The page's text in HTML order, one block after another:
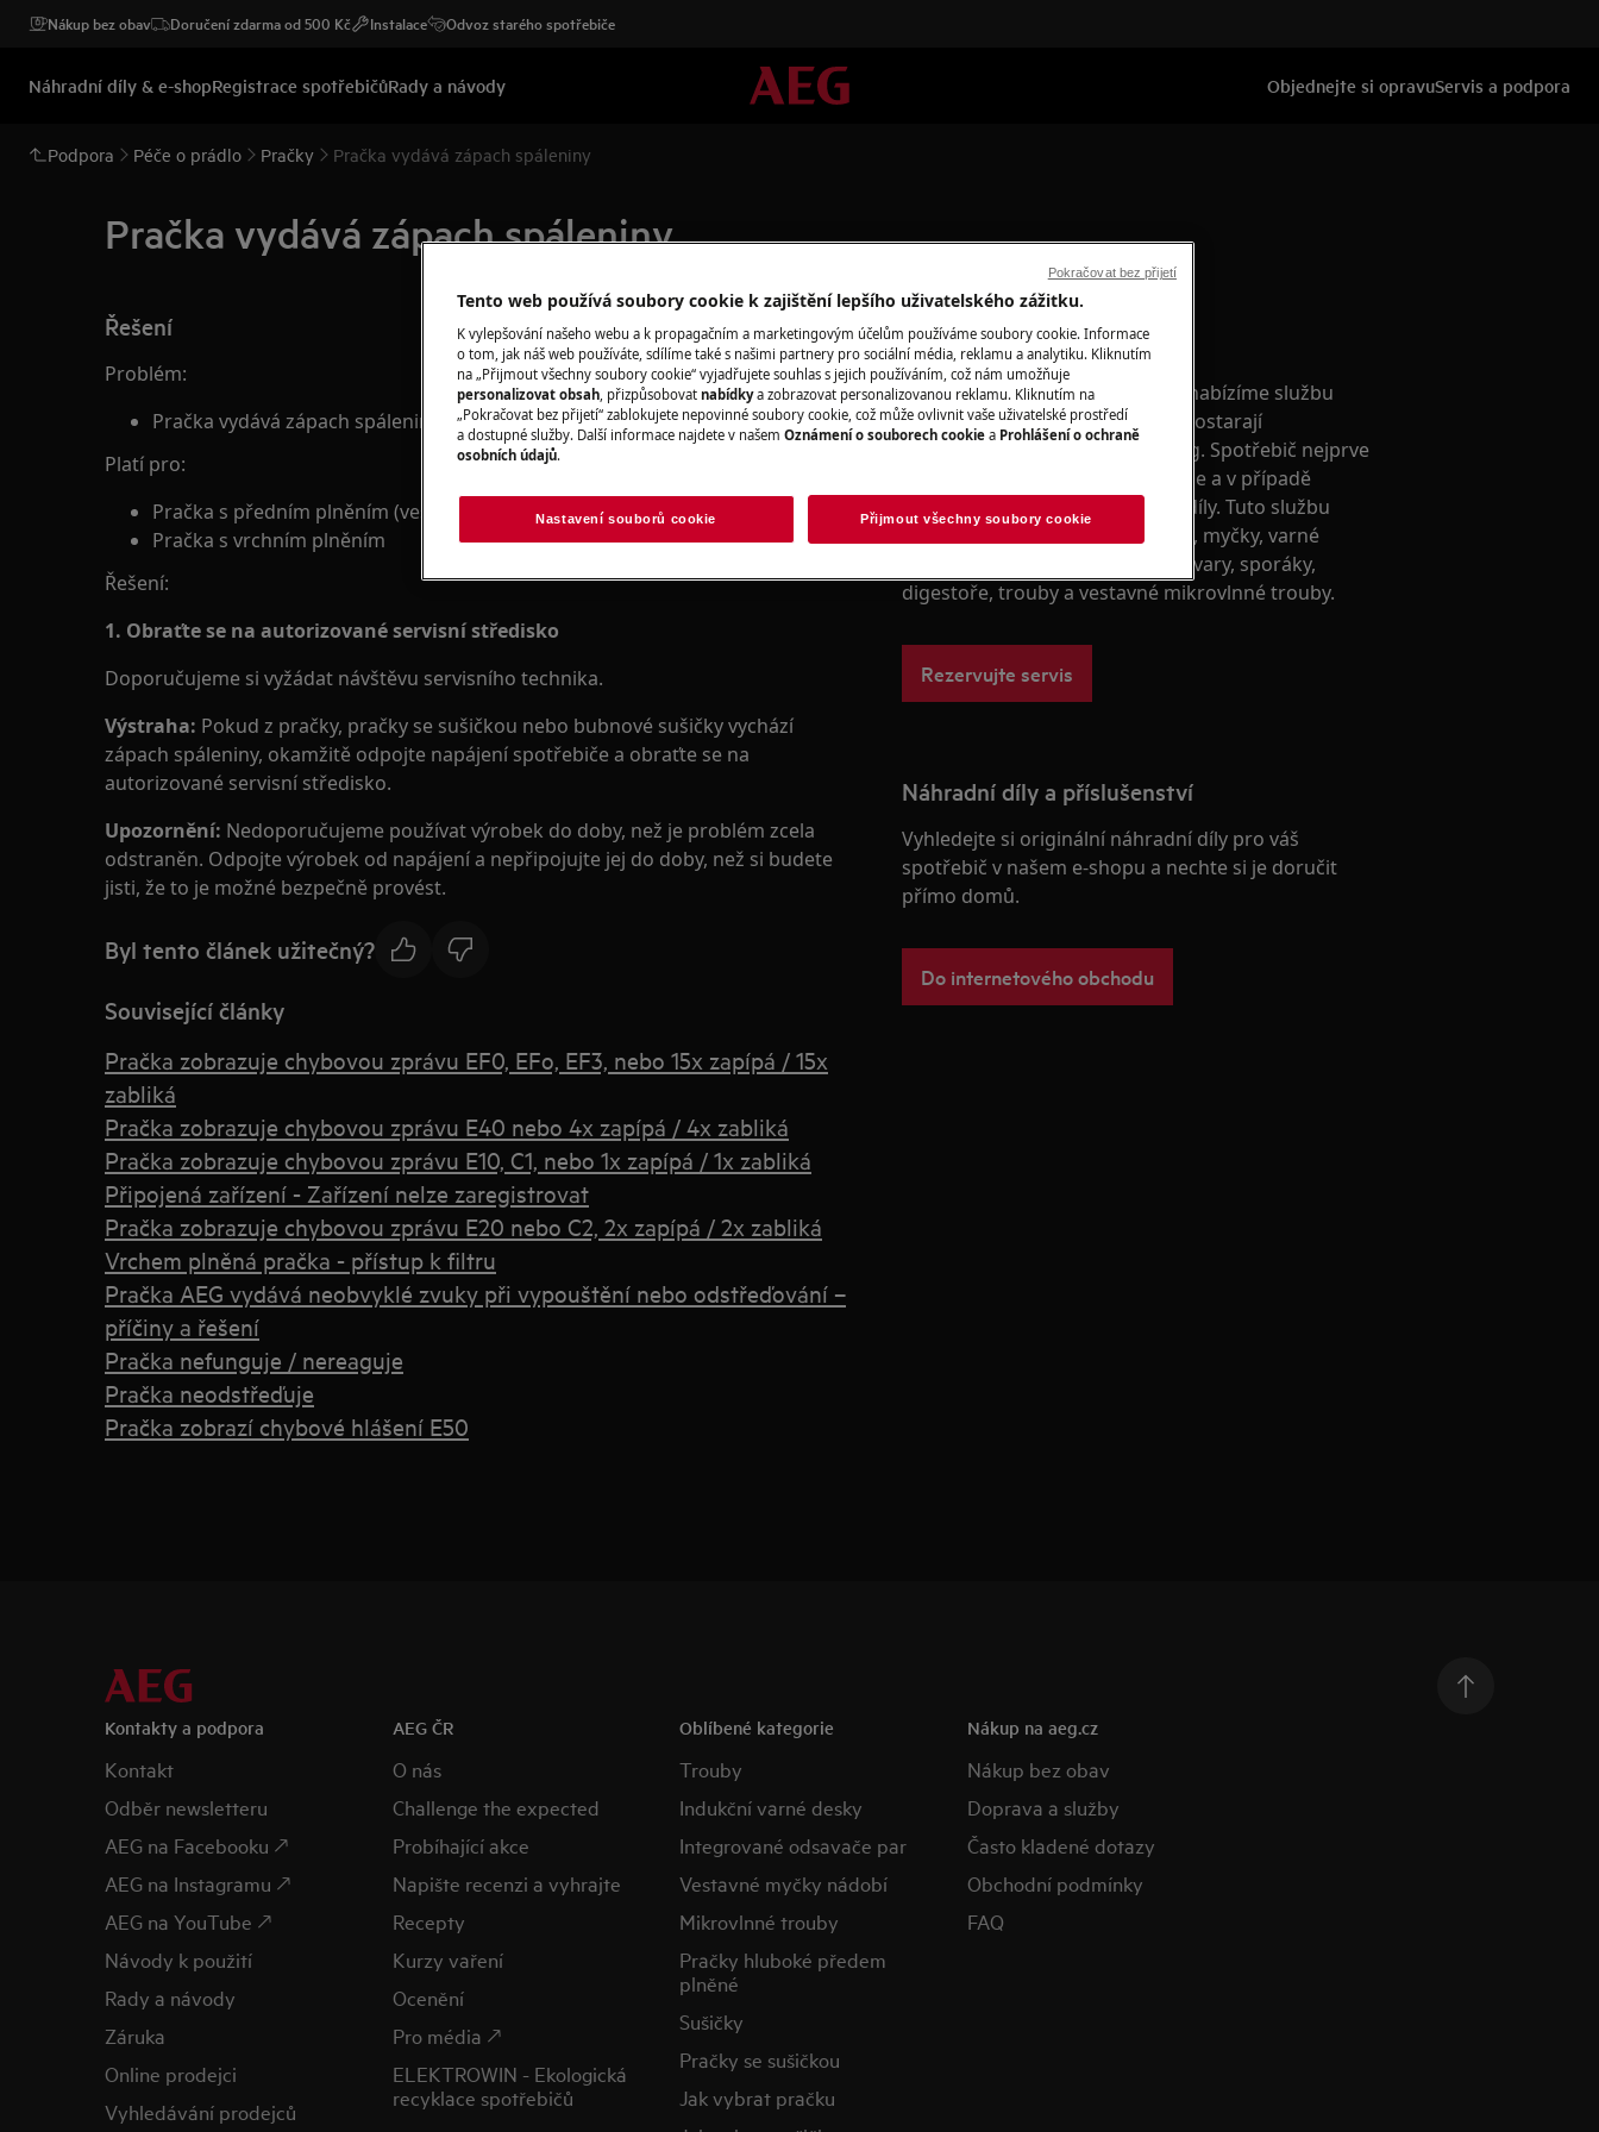
Nákup bez obav Doručení zdarma od 500 Kč Instalace Odvoz starého spotřebiče
Náhradní díly & e-shopRegistrace spotřebičůRady a návody Objednejte si opravuServis a podpora
Podpora Péče o prádlo Pračky Pračka vydává zápach spáleniny
Pračka vydává zápach spáleniny
Řešení
Problém:
Pračka vydává zápach spáleniny
Platí pro:
Pračka s předním plněním (vestavná nebo volně stojící)
Pračka s vrchním plněním
Řešení:
1. Obraťte se na autorizované servisní středisko
Doporučujeme si vyžádat návštěvu servisního technika.
Výstraha: Pokud z pračky, pračky se sušičkou nebo bubnové sušičky vychází
zápach spáleniny, okamžitě odpojte napájení spotřebiče a obraťte se na
autorizované servisní středisko.
Upozornění: Nedoporučujeme používat výrobek do doby, než je problém zcela
odstraněn. Odpojte výrobek od napájení a nepřipojujte jej do doby, než si budete
jisti, že to je možné bezpečně provést.
Byl tento článek užitečný?
Související články
Pračka zobrazuje chybovou zprávu EF0, EFo, EF3, nebo 15x zapípá / 15x
zabliká
Pračka zobrazuje chybovou zprávu E40 nebo 4x zapípá / 4x zabliká
Pračka zobrazuje chybovou zprávu E10, C1, nebo 1x zapípá / 1x zabliká
Připojená zařízení - Zařízení nelze zaregistrovat
Pračka zobrazuje chybovou zprávu E20 nebo C2, 2x zapípá / 2x zabliká
Vrchem plněná pračka - přístup k filtru
Pračka AEG vydává neobvyklé zvuky při vypouštění nebo odstřeďování –
příčiny a řešení
Pračka nefunguje / nereaguje
Pračka neodstřeďuje
Pračka zobrazí chybové hlášení E50
Objednejte si servis
V oblasti, ve které se nacházíte, nabízíme službu
Fixní cena servisu. O opravu se postarají
kvalifikovaní servisní technici aeg. Spotřebič nejprve
zkontrolujeme, poruchu vyřešíme a v případě
potřeby vyměníme součástky a díly. Tuto službu
poskytujeme pro pračky, sušičky, myčky, varné
desky, chladničky, vestavné kávovary, sporáky,
digestoře, trouby a vestavné mikrovlnné trouby.
Rezervujte servis
Náhradní díly a příslušenství
Vyhledejte si originální náhradní díly pro váš
spotřebič v našem e-shopu a nechte si je doručit
přímo domů.
Do internetového obchodu
Kontakty a podpora
Kontakt
Odběr newsletteru
AEG na Facebooku 🡕
AEG na Instagramu 🡕
AEG na YouTube 🡕
Návody k použití
Rady a návody
Záruka
Online prodejci
Vyhledávání prodejců
AEG ČR
O nás
Challenge the expected
Probíhající akce
Napište recenzi a vyhrajte
Recepty
Kurzy vaření
Ocenění
Pro média 🡕
ELEKTROWIN - Ekologická
recyklace spotřebičů
Oblíbené kategorie
Trouby
Indukční varné desky
Integrované odsavače par
Vestavné myčky nádobí
Mikrovlnné trouby
Pračky hluboké předem
plněné
Sušičky
Pračky se sušičkou
Jak vybrat pračku
Nákup na aeg.cz
Nákup bez obav
Doprava a služby
Často kladené dotazy
Obchodní podmínky
FAQ
Tento web používá soubory cookie k zajištění lepšího uživatelského zážitku.
K vylepšování našeho webu a k propagačním a marketingovým účelům používáme soubory cookie. Informace
o tom, jak náš web používáte, sdílíme také s našimi partnery pro sociální média, reklamu a analytiku. Kliknutím
na „Přijmout všechny soubory cookie“ vyjadřujete souhlas s jejich používáním, což nám umožňuje
personalizovat obsah , přizpůsobovat nabídkya zobrazovat personalizovanou reklamu. Kliknutím na
„Pokračovat bez přijetí“ zablokujete nepovinné soubory cookie, což může ovlivnit vaše uživatelské prostředí
a dostupné služby. Další informace najdete v našem Oznámení o souborech cookie a Prohlášení o ochraně
osobních údajů.
Nastavení souborů cookie Přijmout všechny soubory cookie
Pokračovat bez přijetí